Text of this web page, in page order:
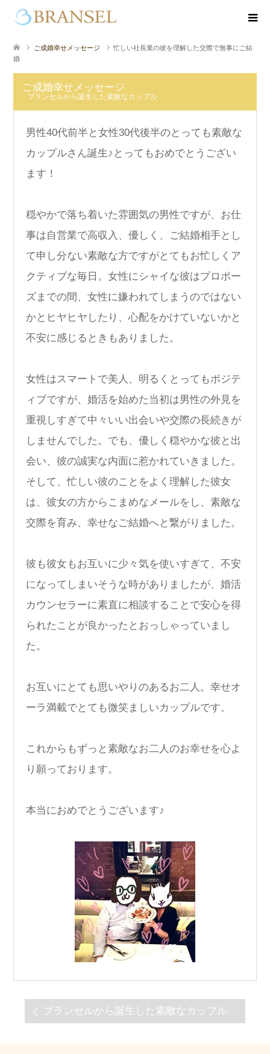
ご成婚幸せメッセージ
忙しい社長業の彼を理解した交際で無事にご結
婚
ご成婚幸せメッセージ
ブランセルから誕生した素敵なカップル
男性40代前半と女性30代後半のとっても素敵な
カップルさん誕生♪とってもおめでとうござい
ます！
穏やかで落ち着いた雰囲気の男性ですが、お仕
事は自営業で高収入、優しく、ご結婚相手とし
て申し分ない素敵な方ですがとてもお忙しくア
クティブな毎日。女性にシャイな彼はプロポー
ズまでの間、女性に嫌われてしまうのではない
かとヒヤヒヤしたり、心配をかけていないかと
不安に感じるときもありました。
女性はスマートで美人、明るくとってもポジテ
ィブですが、婚活を始めた当初は男性の外見を
重視しすぎて中々いい出会いや交際の長続きが
しませんでした。でも、優しく穏やかな彼と出
会い、彼の誠実な内面に惹かれていきました。
そして、忙しい彼のことをよく理解した彼女
は、彼女の方からこまめなメールをし、素敵な
交際を育み、幸せなご結婚へと繋がりました。
彼も彼女もお互いに少々気を使いすぎて、不安
になってしまいそうな時がありましたが、婚活
カウンセラーに素直に相談することで安心を得
られたことが良かったとおっしゃっていまし
た。
お互いにとても思いやりのあるお二人。幸せオ
ーラ満載でとても微笑ましいカップルです。
これからもずっと素敵なお二人のお幸せを心よ
り願っております。
本当におめでとうございます♪
ブランセルから誕生した素敵なカップル